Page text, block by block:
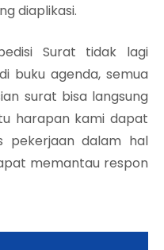
diaplikasi.
Surat tidak lagi
buku agenda, semua
surat bisa langsung
harapan kami dapat
pekerjaan dalam hal
memantau respon